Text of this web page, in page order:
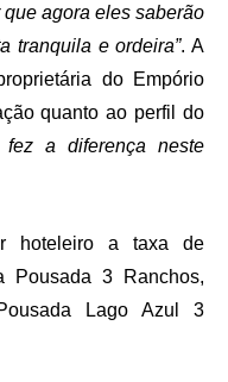
agora eles saberão
tranquila e ordeira”. A
do Empório
quanto ao perfil do
a diferença neste
hoteleiro a taxa de
Pousada 3 Ranchos,
Lago Azul 3